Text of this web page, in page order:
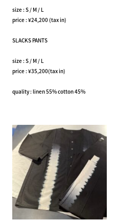
size : S / M / L
price : ¥24,200 (tax in)
SLACKS PANTS
size : S / M / L
price : ¥35,200(tax in)
quality : linen 55% cotton 45%